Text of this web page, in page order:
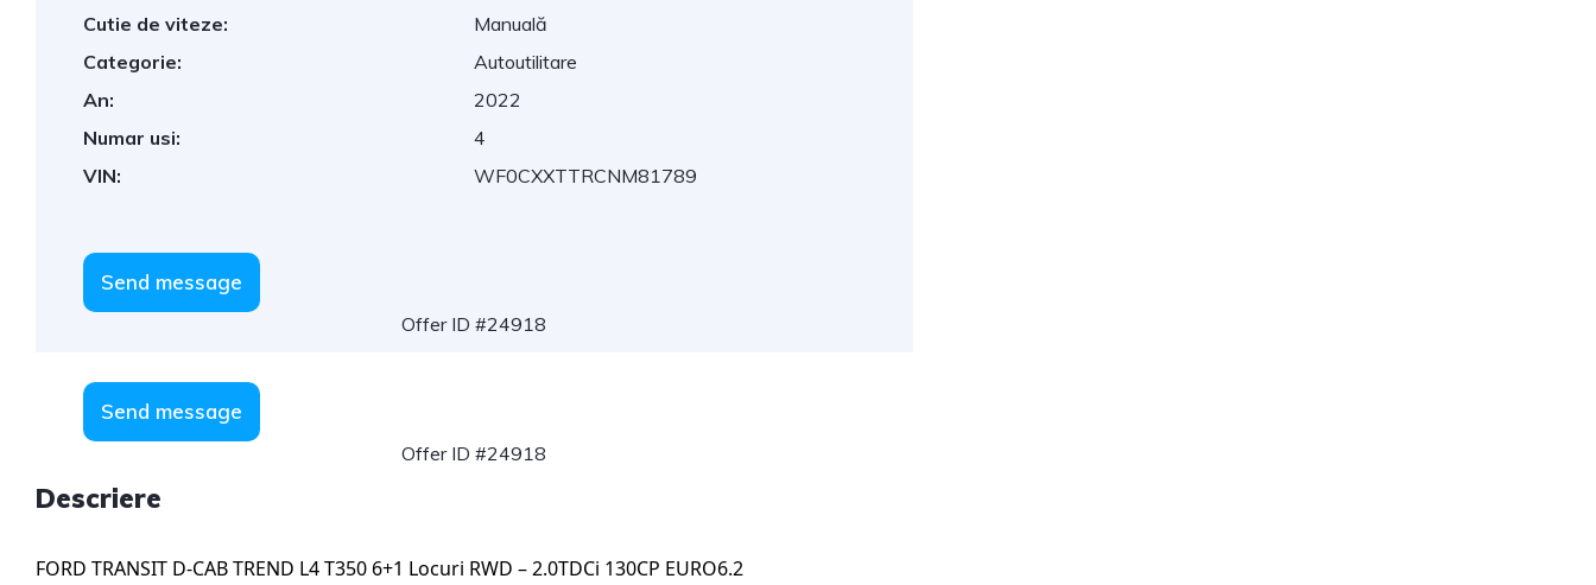
Cutie de viteze:
Manuală
Categorie:
Autoutilitare
An:
2022
Numar usi:
4
VIN:
WF0CXXTTRCNM81789
Send message
Offer ID #24918
Send message
Offer ID #24918
Descriere
FORD TRANSIT D-CAB TREND L4 T350 6+1 Locuri RWD – 2.0TDCi 130CP EURO6.2